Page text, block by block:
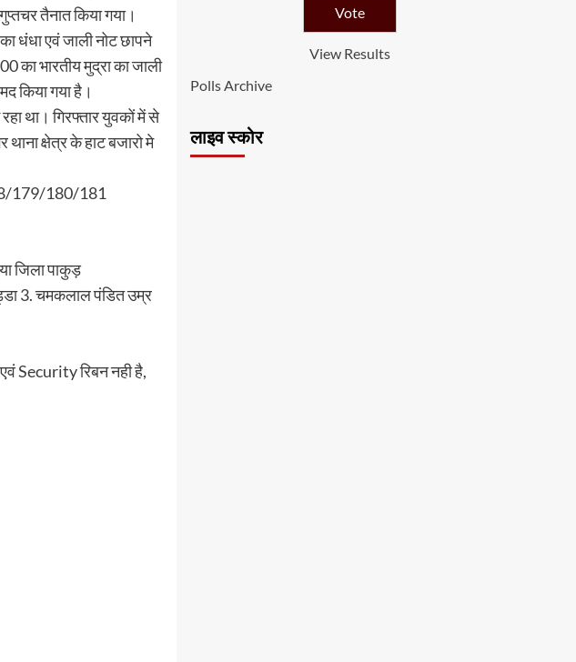
तैनात किया गया।
धंधा एवं जाली नोट छापने
का भारतीय मुद्रा का जाली
किया गया है।
था। गिरफ्तार युवकों में से
क्षेत्र के हाट बजारो मे
179/180/181
जिला पाकुड़
3. चमकलाल पंडित उम्र
Security रिबन नही है,
View Results
Polls Archive
लाइव स्कोर